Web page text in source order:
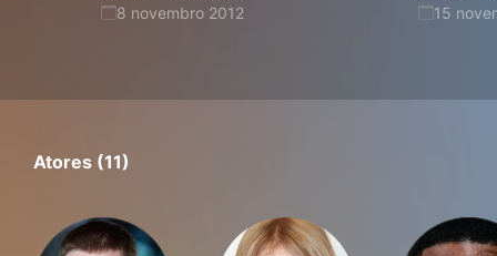
8 novembro 2012
15
Atores (11)